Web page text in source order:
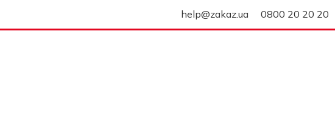
help@zakaz.ua 0800 20 20 20